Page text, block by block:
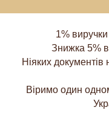
1%
Знижка 5%
Ніяких документів
Віримо один